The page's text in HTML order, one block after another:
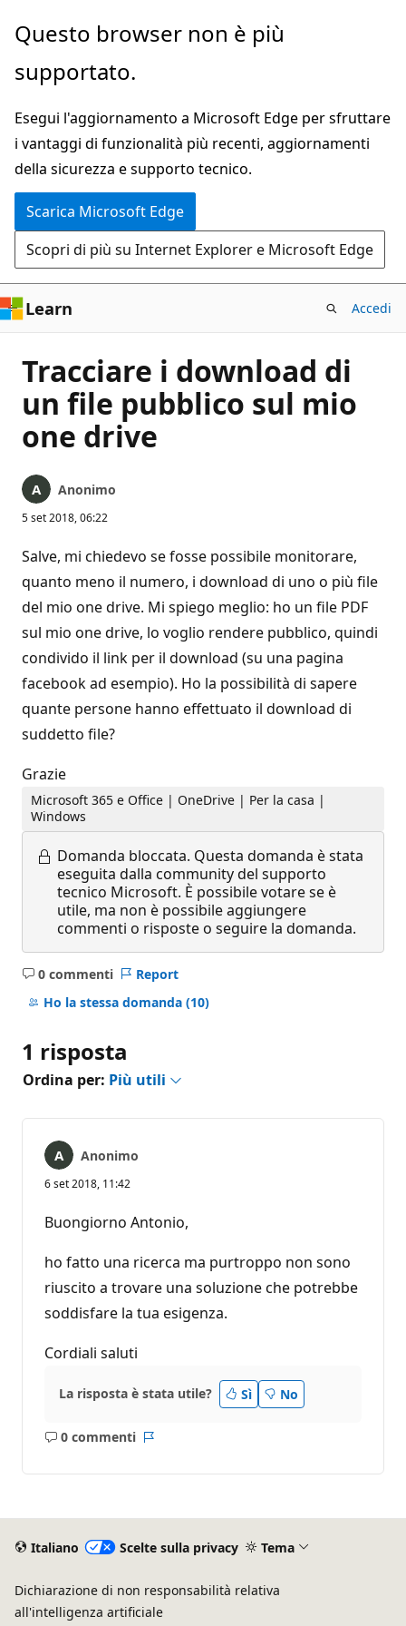
Ignora
passa
contenuto
principale
Questo browser non è più
supportato.
Esegui l'aggiornamento a Microsoft Edge per sfruttare
i vantaggi di funzionalità più recenti, aggiornamenti
della sicurezza e supporto tecnico.
Scarica Microsoft Edge
Scopri di più su Internet Explorer e Microsoft Edge
Learn Accedi
Tracciare i download di
un file pubblico sul mio
one drive
Anonimo
5 set 2018, 06:22
Salve, mi chiedevo se fosse possibile monitorare,
quanto meno il numero, i download di uno o più file
del mio one drive. Mi spiego meglio: ho un file PDF
sul mio one drive, lo voglio rendere pubblico, quindi
condivido il link per il download (su una pagina
facebook ad esempio). Ho la possibilità di sapere
quante persone hanno effettuato il download di
suddetto file?
Grazie
Microsoft 365 e Office | OneDrive | Per la casa |
Windows
Domanda bloccata. Questa domanda è stata
eseguita dalla community del supporto
tecnico Microsoft. È possibile votare se è
utile, ma non è possibile aggiungere
commenti o risposte o seguire la domanda.
0 commenti
Nessun
commento
Report
Ho la stessa domanda (10)
1 risposta
Ordina per: Più utili
Anonimo
6 set 2018, 11:42
Buongiorno Antonio,
ho fatto una ricerca ma purtroppo non sono
riuscito a trovare una soluzione che potrebbe
soddisfare la tua esigenza.
Cordiali saluti
La risposta è stata utile? Sì No
0 commenti
Nessun
Italiano Scelte sulla privacy Tema
Dichiarazione di non responsabilità relativa
all'intelligenza artificiale